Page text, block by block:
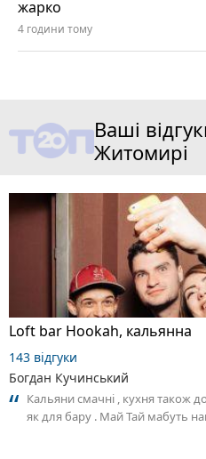
жарко
4 години тому
Ваші
Житомирі
Loft bar Hookah, кальянна
143 відгуки
Богдан Кучинський
Кальяни смачні , кухня також
як для бару . Май Тай мабуть